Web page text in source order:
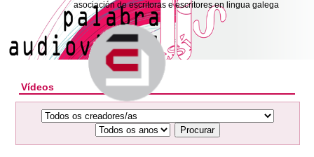
asociación de escritoras e escritores en lingua galega
Vídeos
Procurar